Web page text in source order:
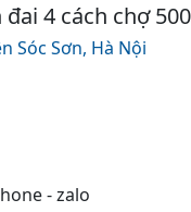
4 cách chợ
Sóc Sơn, Hà Nội
- zalo